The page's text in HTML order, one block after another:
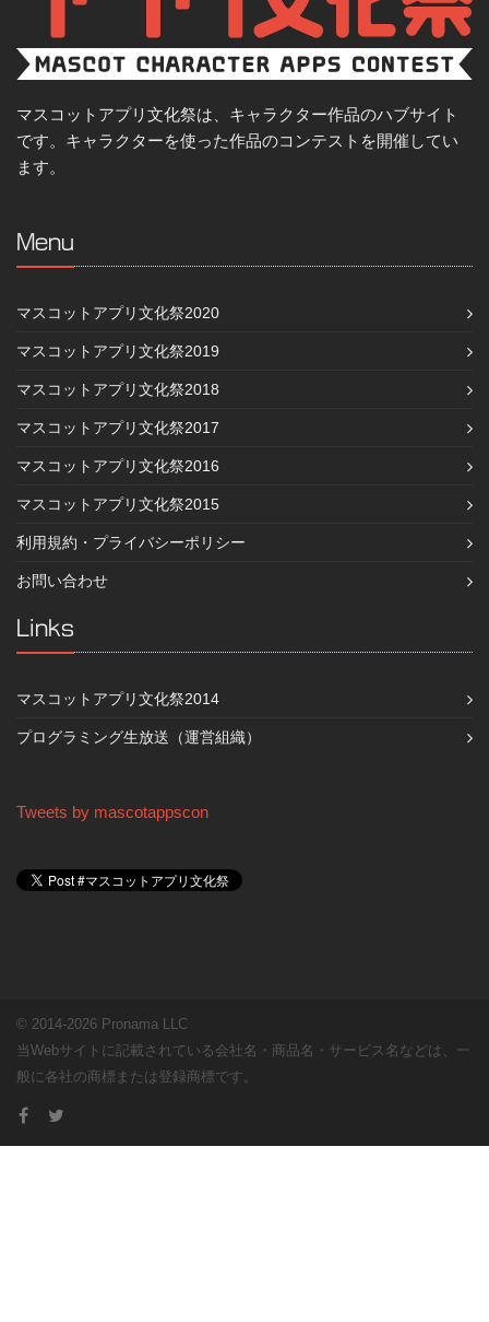
マスコットアプリ文化祭は、キャラクター作品のハブサイト
です。キャラクターを使った作品のコンテストを開催してい
ます。
Menu
マスコットアプリ文化祭2020
マスコットアプリ文化祭2019
マスコットアプリ文化祭2018
マスコットアプリ文化祭2017
マスコットアプリ文化祭2016
マスコットアプリ文化祭2015
利用規約・プライバシーポリシー
お問い合わせ
Links
マスコットアプリ文化祭2014
プログラミング生放送（運営組織）
Tweets by mascotappscon
© 2014-2026 Pronama LLC
当Webサイトに記載されている会社名・商品名・サービス名などは、一
般に各社の商標または登録商標です。